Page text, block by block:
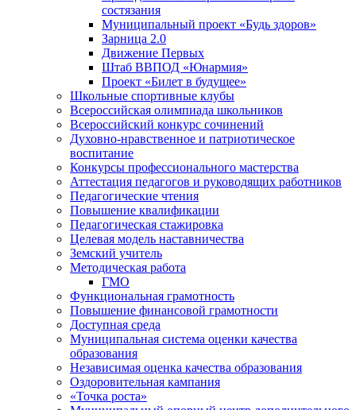
состязания
Муниципальный проект «Будь здоров»
Зарница 2.0
Движение Первых
Штаб ВВПОД «Юнармия»
Проект «Билет в будущее»
Школьные спортивные клубы
Всероссийская олимпиада школьников
Всероссийский конкурс сочинений
Духовно-нравственное и патриотическое
воспитание
Конкурсы профессионального мастерства
Аттестация педагогов и руководящих работников
Педагогические чтения
Повышение квалификации
Педагогическая стажировка
Целевая модель наставничества
Земский учитель
Методическая работа
ГМО
Функциональная грамотность
Повышение финансовой грамотности
Доступная среда
Муниципальная система оценки качества
образования
Независимая оценка качества образования
Оздоровительная кампания
«Точка роста»